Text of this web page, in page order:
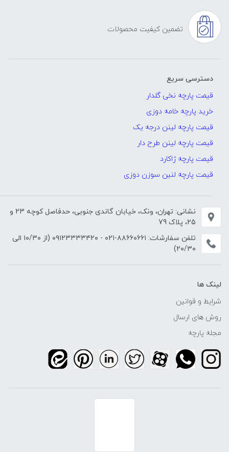
تضمین کیفیت محصولات
دسترسی سریع
قیمت پارچه نخی گلدار
خرید پارچه خامه دوزی
قیمت پارچه لینن درجه یک
قیمت پارچه لینن طرح دار
قیمت پارچه ژاکارد
قیمت پارچه لنین سوزن دوزی
نشانی: تهران، ونک، خیابان گاندی جنوبی، حدفاصل کوچه 23 و
25، پلاک 79
تلفن سفارشات: ۸۸۶۶۰۶۶۱-۰۲۱ - ۰۹۱۲۳۳۳۳۴۲۰
(از ۱۰/۳۰ الی
۲۰/۳۰)
لینک ها
شرایط و قوانین
روش های ارسال
مجله پارچه